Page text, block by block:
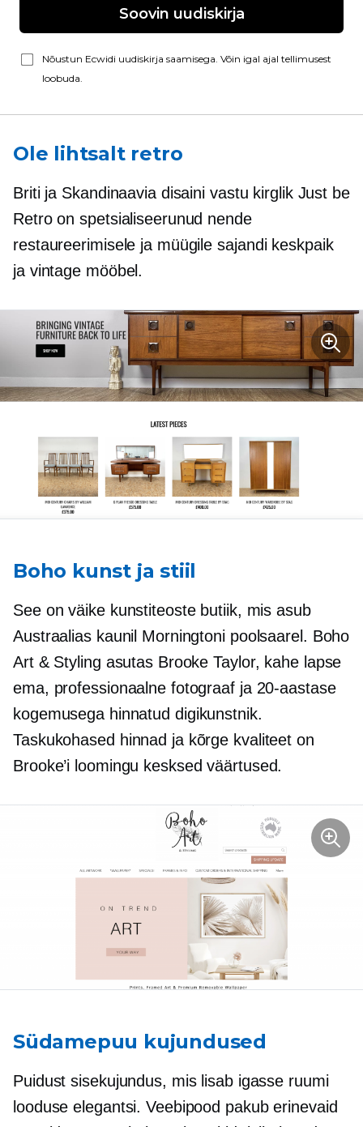
Soovin uudiskirja
Nõustun Ecwidi uudiskirja saamisega. Võin igal ajal tellimusest
loobuda.
Ole lihtsalt retro
Briti ja Skandinaavia disaini vastu kirglik Just be
Retro on spetsialiseerunud nende
restaureerimisele ja müügilesajandi keskpaik
ja vintage mööbel.
Boho kunst ja stiil
See on väike kunstiteoste butiik, mis asub
Austraalias kaunil Morningtoni poolsaarel. Boho
Art & Styling asutas Brooke Taylor, kahe lapse
ema, professionaalne fotograaf ja 20-aastase
kogemusega hinnatud digikunstnik.
Taskukohased hinnad ja kõrge kvaliteet on
Brooke’i loomingu kesksed väärtused.
Südamepuu kujundused
Puidust sisekujundus, mis lisab igasse ruumi
looduse elegantsi. Veebipood pakub erinevaid